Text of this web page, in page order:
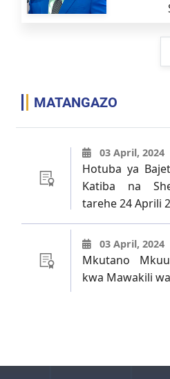
MATANGAZO
03 April, 2024
Hotuba ya
Katiba na
tarehe 24 Aprili
03 April, 2024
Mkutano
kwa Mawakili